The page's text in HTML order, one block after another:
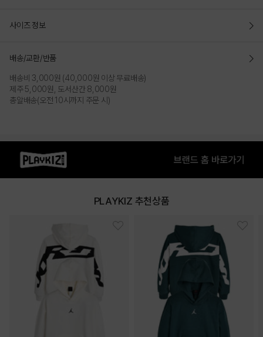
사이즈 정보
배송/교환/반품
배송비 3,000원 (40,000원 이상 무료배송)
제주 5,000원, 도서산간 8,000원
총알배송(오전 10시까지 주문 시)
PLAYKIZ 추천상품